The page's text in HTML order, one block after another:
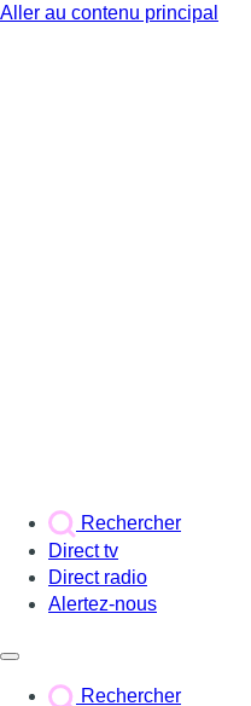
Aller au contenu principal
Rechercher
Direct tv
Direct radio
Alertez-nous
Rechercher